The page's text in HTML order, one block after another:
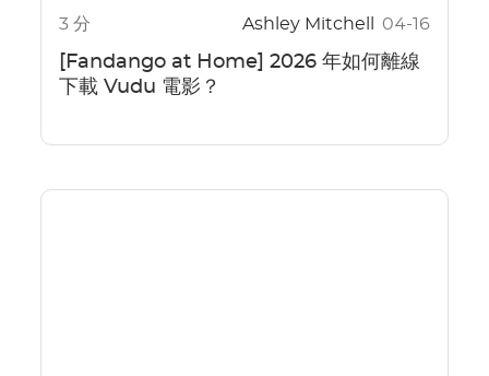
3 分 Ashley Mitchell 04-16
[Fandango at Home] 2026 年如何離線
下載 Vudu 電影？